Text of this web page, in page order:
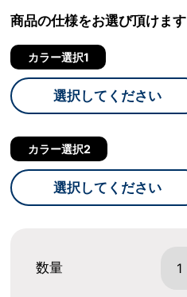
商品の仕様をお選び頂けます
カラー選択1
選択してください
カラー選択2
選択してください
数量